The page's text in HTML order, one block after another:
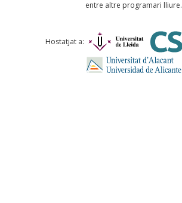
Comentari *
entre altre programari lliure.
Hostatjat a: